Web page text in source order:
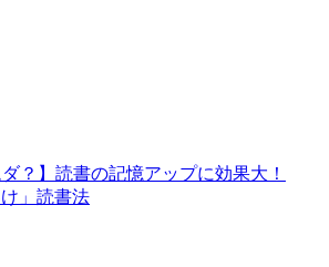
ダ？】読書の記憶アップに効果大！
け」読書法